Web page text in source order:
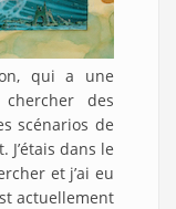
qui a une
des
scénarios de
J’étais dans le
et j’ai eu
actuellement